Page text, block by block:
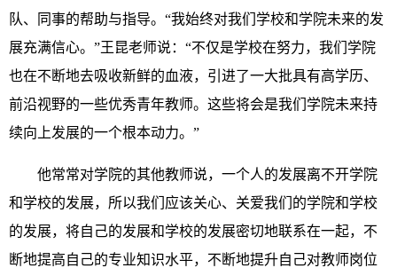
队、同事的帮助与指导。“我始终对我们学校和学院未来的发
展充满信心。”王昆老师说：“不仅是学校在努力，我们学院
也在不断地去吸收新鲜的血液，引进了一大批具有高学历、
前沿视野的一些优秀青年教师。这些将会是我们学院未来持
续向上发展的一个根本动力。”
他常常对学院的其他教师说，一个人的发展离不开学院
和学校的发展，所以我们应该关心、关爱我们的学院和学校
的发展，将自己的发展和学校的发展密切地联系在一起，不
断地提高自己的专业知识水平，不断地提升自己对教师岗位